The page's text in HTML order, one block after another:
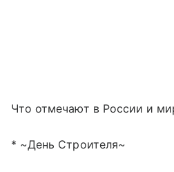
Что отмечают в России и
* ~День Строителя~